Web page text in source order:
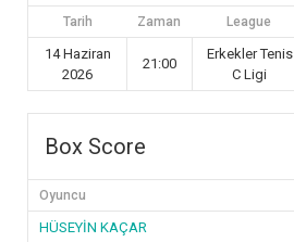
Tarih Zaman League
14 Haziran
2026
21:00
Erkekler Tenis
C Ligi
Box Score
Oyuncu
HÜSEYİN KAÇAR